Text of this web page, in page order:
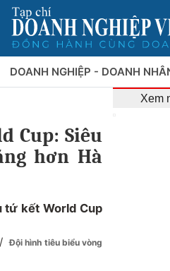
DOANH NGHIỆP - DOANH
Cup: Siêu
hơn Hà
tứ kết World Cup
/
Đội hình tiêu biểu vòng
Xem